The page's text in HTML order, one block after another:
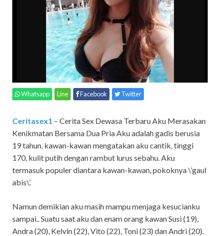
Whatsapp Line Facebook Twitter
Ceritasex1 – Cerita Sex Dewasa Terbaru Aku Merasakan
Kenikmatan Bersama Dua Pria Aku adalah gadis berusia
19 tahun. kawan-kawan mengatakan aku cantik, tinggi
170, kulit putih dengan rambut lurus sebahu. Aku
termasuk populer diantara kawan-kawan, pokoknya \’gaul
abis\’.
Namun demikian aku masih mampu menjaga kesucianku
sampai.. Suatu saat aku dan enam orang kawan Susi (19),
Andra (20), Kelvin (22), Vito (22), Toni (23) dan Andri (20).